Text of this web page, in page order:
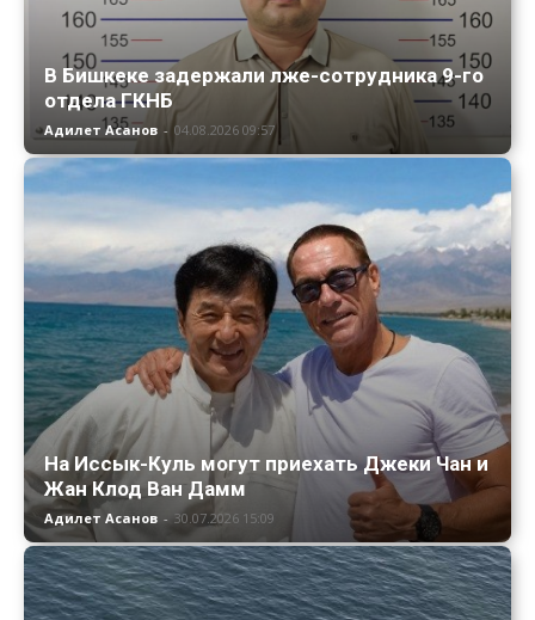
В Бишкеке задержали лже-сотрудника 9-го
отдела ГКНБ
Адилет Асанов - 04.08.2026 09:57
На Иссык-Куль могут приехать Джеки Чан и
Жан Клод Ван Дамм
Адилет Асанов - 30.07.2026 15:09